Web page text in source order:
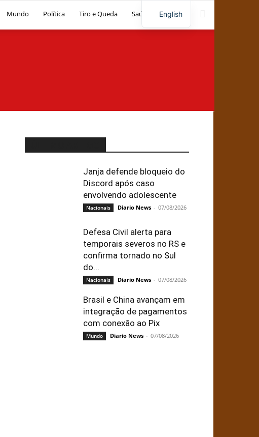
Mundo Política Tiro e Queda Saúde Artigos
Janja defende bloqueio do
Discord após caso
envolvendo adolescente
Nacionais Diario News - 07/08/2026
Defesa Civil alerta para
temporais severos no RS e
confirma tornado no Sul
do...
Nacionais Diario News - 07/08/2026
Brasil e China avançam em
integração de pagamentos
com conexão ao Pix
Mundo Diario News - 07/08/2026
English